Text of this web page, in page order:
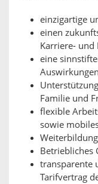
einzigartige
einen
Karriere- und
eine
Familie und
flexible
sowie
Betriebliches
transparente
Tarifvertrag